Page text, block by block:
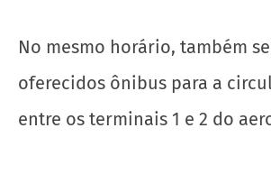
No mesmo horário, também
oferecidos ônibus para a
entre os terminais 1 e 2 do